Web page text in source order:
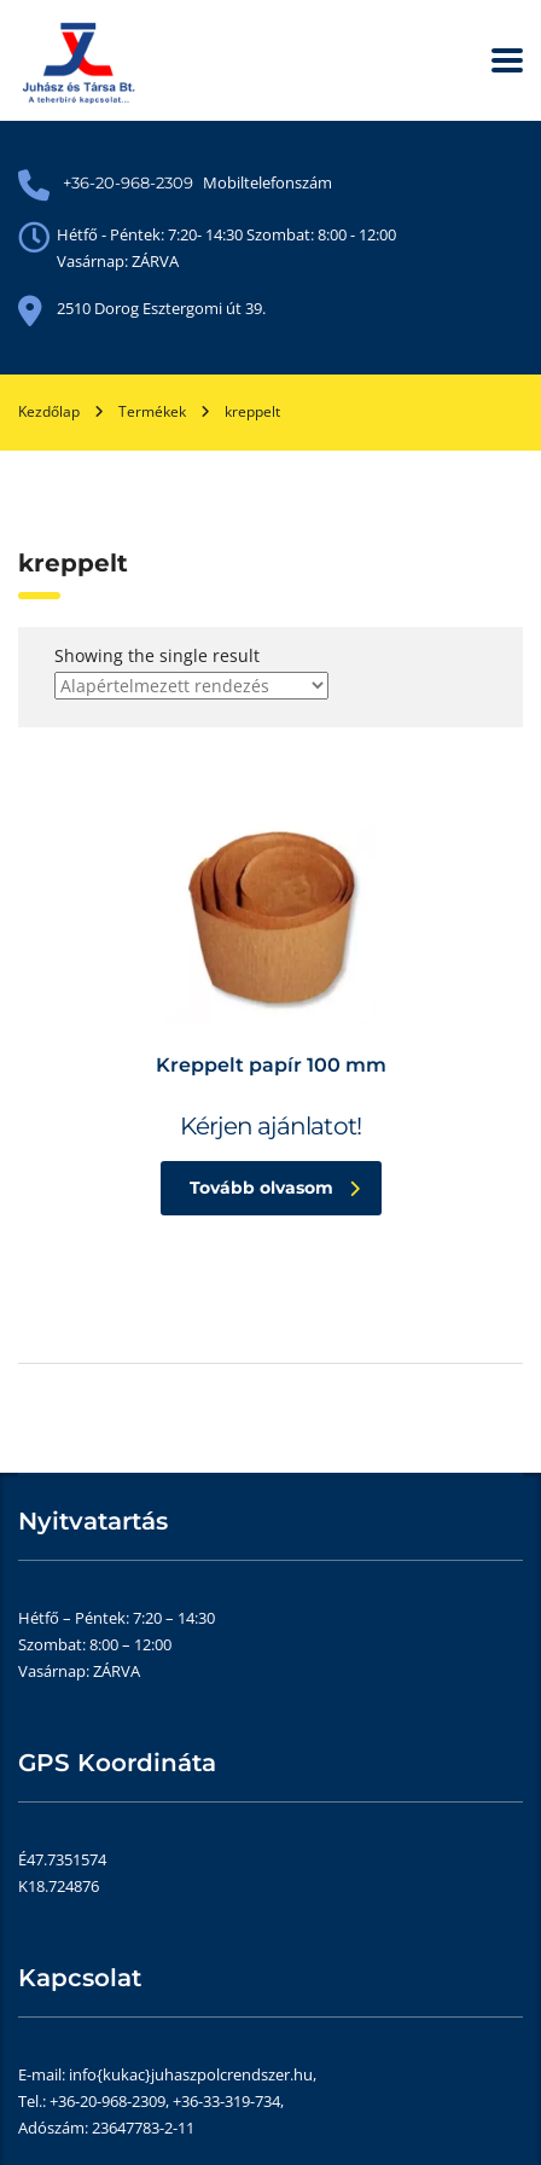
+36-20-968-2309 Mobiltelefonszám
Hétfő - Péntek: 7:20- 14:30 Szombat: 8:00 - 12:00
Vasárnap: ZÁRVA
2510 Dorog Esztergomi út 39.
Kezdőlap Termékek kreppelt
kreppelt
Showing the single result
Kreppelt papír 100 mm
Kérjen ajánlatot!
Tovább olvasom
Nyitvatartás
Hétfő – Péntek: 7:20 – 14:30
Szombat: 8:00 – 12:00
Vasárnap: ZÁRVA
GPS Koordináta
É47.7351574
K18.724876
Kapcsolat
E-mail: info{kukac}juhaszpolcrendszer.hu,
Tel.: +36-20-968-2309, +36-33-319-734,
Adószám: 23647783-2-11